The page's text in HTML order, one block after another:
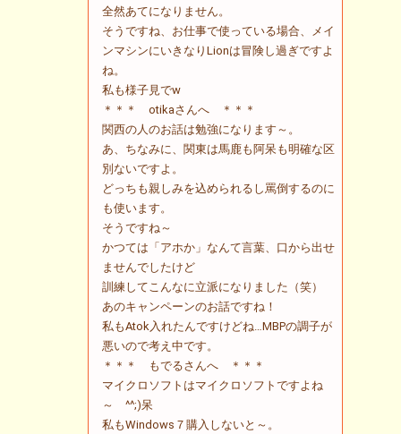
全然あてになりません。
そうですね、お仕事で使っている場合、メイ
ンマシンにいきなりLionは冒険し過ぎですよ
ね。
私も様子見でw
＊＊＊ otikaさんへ ＊＊＊
関西の人のお話は勉強になります～。
あ、ちなみに、関東は馬鹿も阿呆も明確な区
別ないですよ。
どっちも親しみを込められるし罵倒するのに
も使います。
そうですね～
かつては「アホか」なんて言葉、口から出せ
ませんでしたけど
訓練してこんなに立派になりました（笑）
あのキャンペーンのお話ですね！
私もAtok入れたんですけどね…MBPの調子が
悪いので考え中です。
＊＊＊ もでるさんへ ＊＊＊
マイクロソフトはマイクロソフトですよね
～ ^^;)呆
私もWindows７購入しないと～。